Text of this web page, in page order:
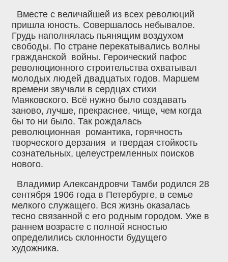
Вместе с величайшей из всех революций
пришла юность. Совершалось небывалое.
Грудь наполнялась пьянящим воздухом
свободы. По стране перекатывались волны
гражданской войны. Героический пафос
революционного строительства охватывал
молодых людей двадцатых годов. Маршем
времени звучали в сердцах стихи
Маяковского. Всё нужно было создавать
заново, лучше, прекраснее, чище, чем когда
бы то ни было. Так рождалась
революционная романтика, горячность
творческого дерзания и твердая стойкость
сознательных, целеустремленных поисков
нового.
Владимир Александровчи Тамби родился 28
сентября 1906 года в Петербурге, в семье
мелкого служащего. Вся жизнь оказалась
тесно связанной с его родным городом. Уже в
раннем возрасте с полной ясностью
определились склонности будущего
художника.